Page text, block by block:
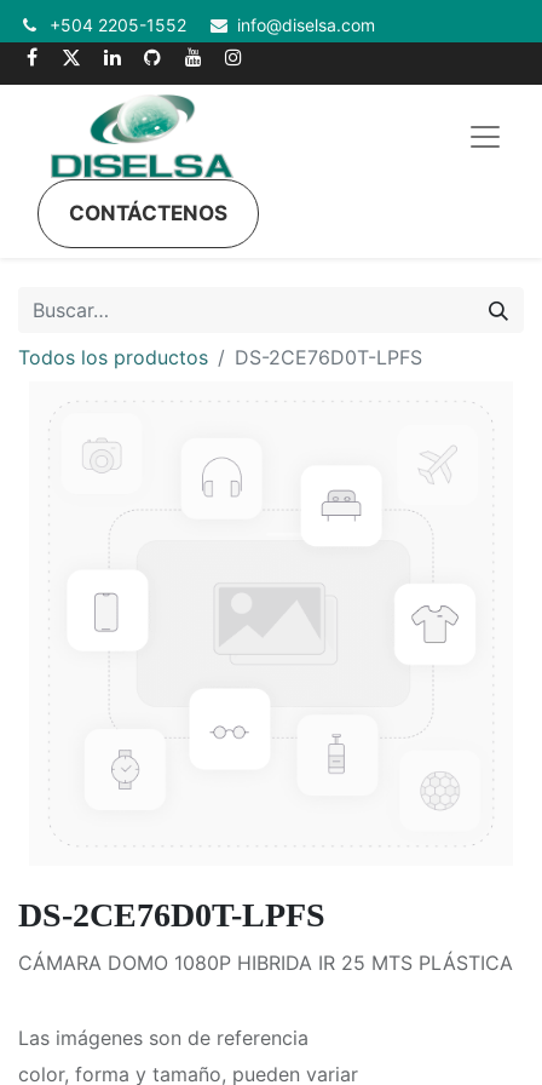
+504 2205-1552 info@diselsa.com
CONTÁCTENOS
Todos los productos DS-2CE76D0T-LPFS
DS-2CE76D0T-LPFS
CÁMARA DOMO 1080P HIBRIDA IR 25 MTS PLÁSTICA
Las imágenes son de referencia
color, forma y tamaño, pueden variar